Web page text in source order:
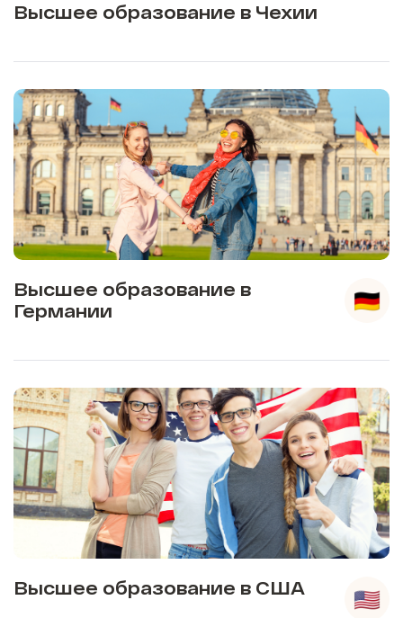
Высшее образование в Чехии
Высшее образование в
Германии
Высшее образование в США